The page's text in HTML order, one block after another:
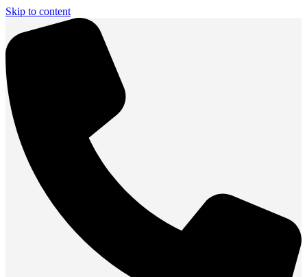
Skip to content